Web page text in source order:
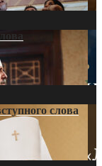
слова